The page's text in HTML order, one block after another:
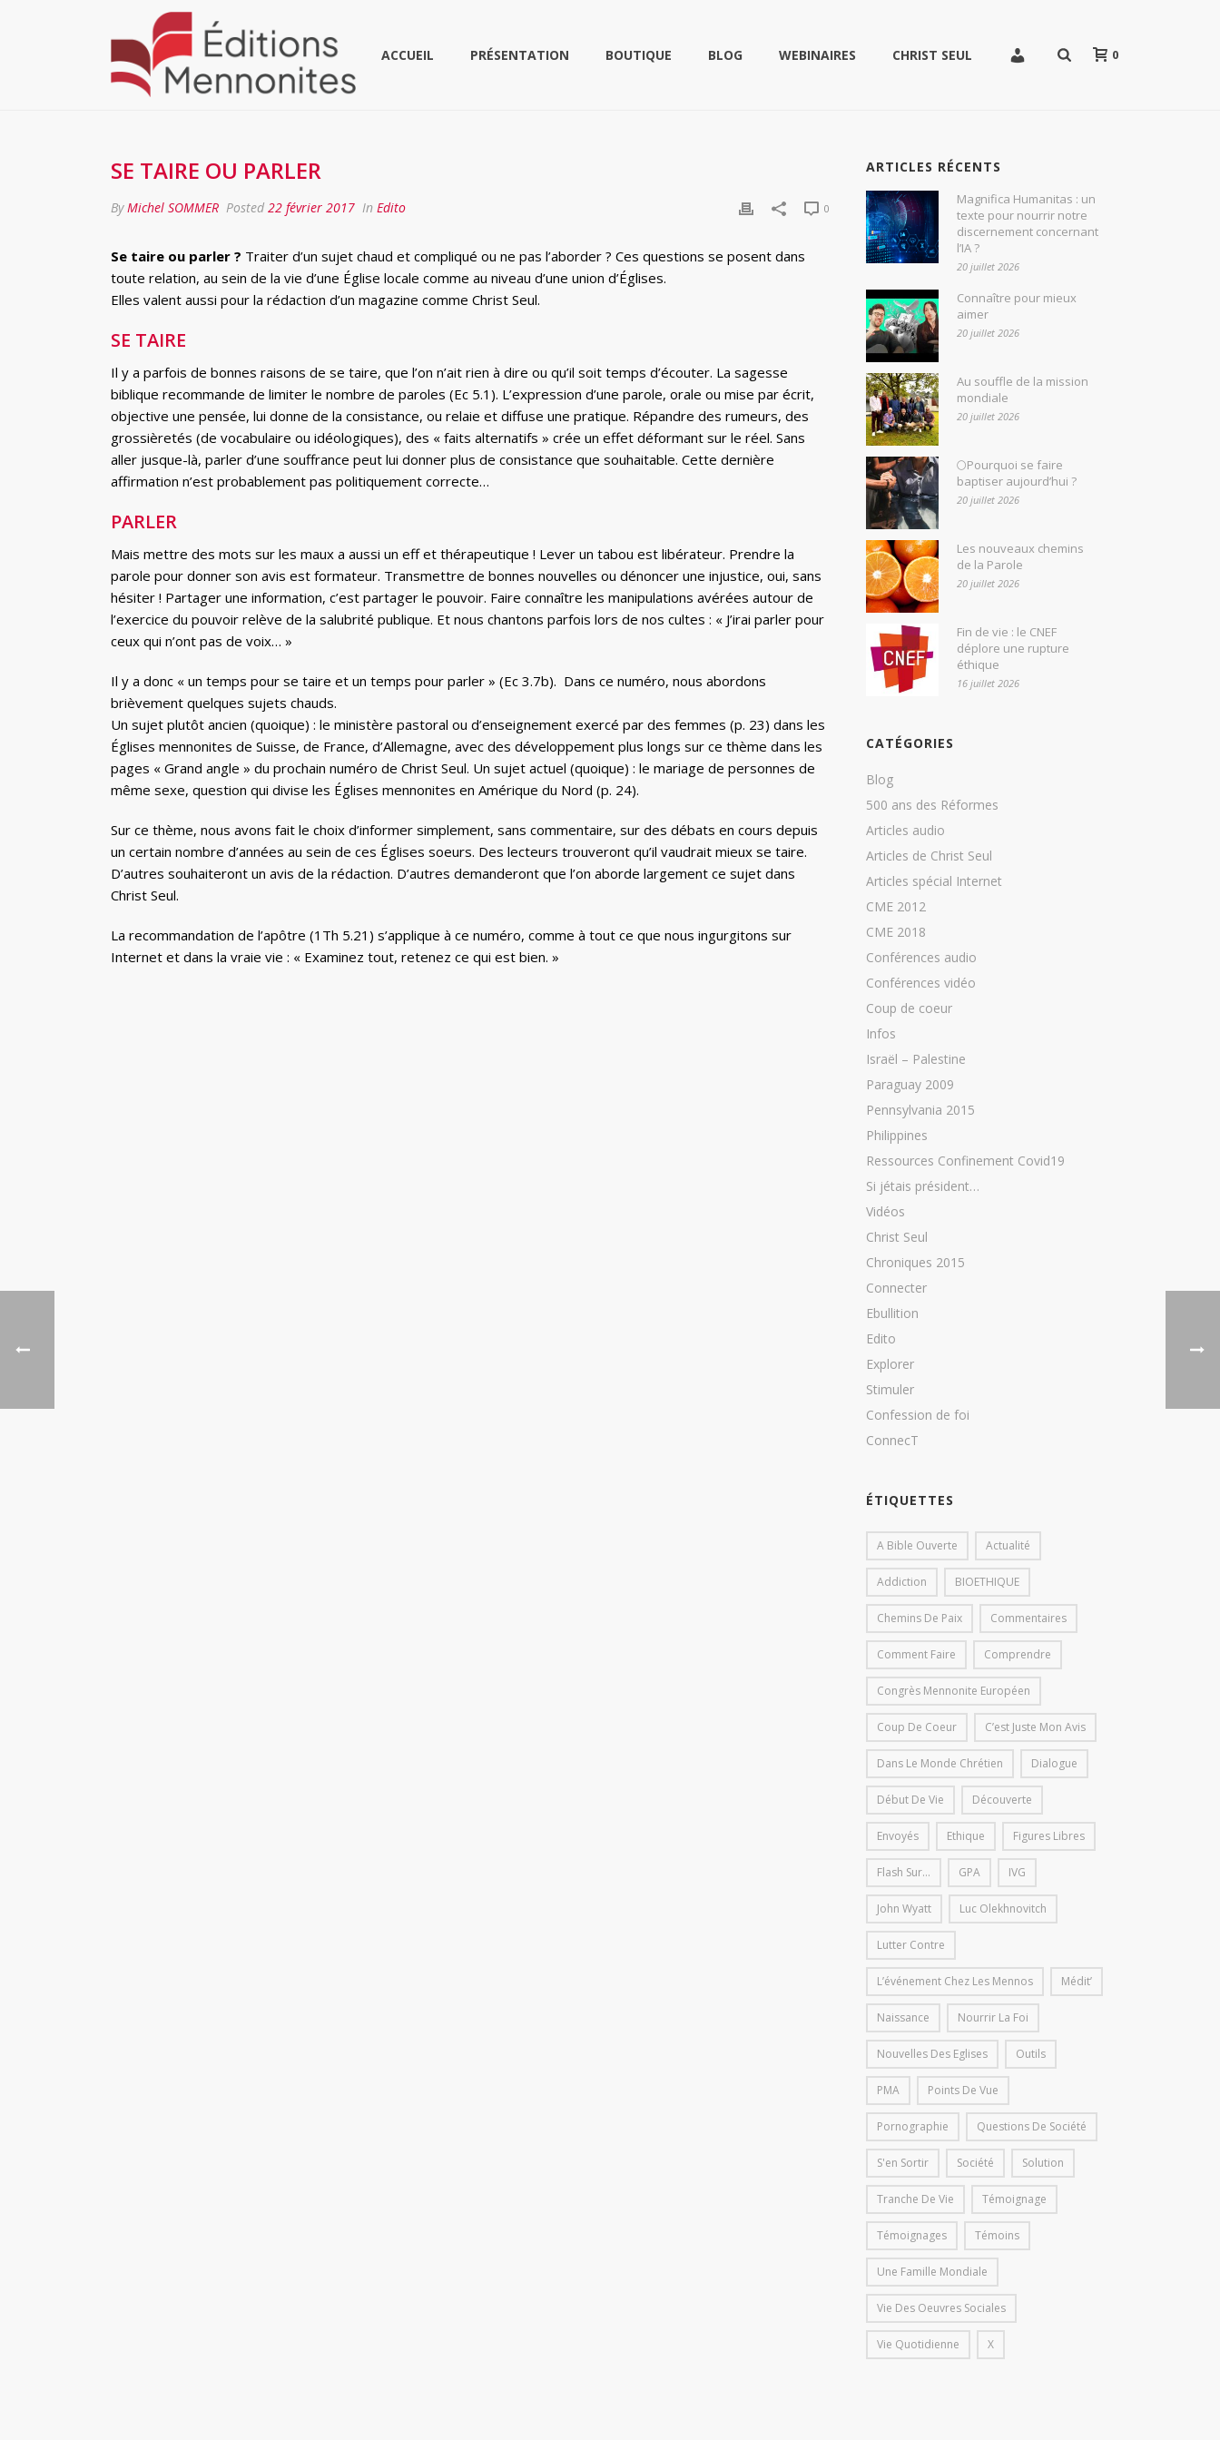
ACCUEIL PRÉSENTATION BOUTIQUE BLOG WEBINAIRES CHRIST SEUL 0
SE TAIRE OU PARLER
ByMichel SOMMER Posted 22 février 2017 In Edito 0
Se taire ou parler ? Traiter d’un sujet chaud et compliqué ou ne pas l’aborder ? Ces questions se posent dans
toute relation, au sein de la vie d’une Église locale comme au niveau d’une union d’Églises.
Elles valent aussi pour la rédaction d’un magazine comme Christ Seul.
SE TAIRE
Il y a parfois de bonnes raisons de se taire, que l’on n’ait rien à dire ou qu’il soit temps d’écouter. La sagesse
biblique recommande de limiter le nombre de paroles (Ec 5.1). L’expression d’une parole, orale ou mise par écrit,
objective une pensée, lui donne de la consistance, ou relaie et diffuse une pratique. Répandre des rumeurs, des
grossièretés (de vocabulaire ou idéologiques), des « faits alternatifs » crée un effet déformant sur le réel. Sans
aller jusque-là, parler d’une souffrance peut lui donner plus de consistance que souhaitable. Cette dernière
affirmation n’est probablement pas politiquement correcte…
PARLER
Mais mettre des mots sur les maux a aussi un eff et thérapeutique ! Lever un tabou est libérateur. Prendre la
parole pour donner son avis est formateur. Transmettre de bonnes nouvelles ou dénoncer une injustice, oui, sans
hésiter ! Partager une information, c’est partager le pouvoir. Faire connaître les manipulations avérées autour de
l’exercice du pouvoir relève de la salubrité publique. Et nous chantons parfois lors de nos cultes : « J’irai parler pour
ceux qui n’ont pas de voix… »
Il y a donc « un temps pour se taire et un temps pour parler » (Ec 3.7b). Dans ce numéro, nous abordons
brièvement quelques sujets chauds.
Un sujet plutôt ancien (quoique) : le ministère pastoral ou d’enseignement exercé par des femmes (p. 23) dans les
Églises mennonites de Suisse, de France, d’Allemagne, avec des développement plus longs sur ce thème dans les
pages « Grand angle » du prochain numéro de Christ Seul. Un sujet actuel (quoique) : le mariage de personnes de
même sexe, question qui divise les Églises mennonites en Amérique du Nord (p. 24).
Sur ce thème, nous avons fait le choix d’informer simplement, sans commentaire, sur des débats en cours depuis
un certain nombre d’années au sein de ces Églises soeurs. Des lecteurs trouveront qu’il vaudrait mieux se taire.
D’autres souhaiteront un avis de la rédaction. D’autres demanderont que l’on aborde largement ce sujet dans
Christ Seul.
La recommandation de l’apôtre (1Th 5.21) s’applique à ce numéro, comme à tout ce que nous ingurgitons sur
Internet et dans la vraie vie : « Examinez tout, retenez ce qui est bien. »
ARTICLES RÉCENTS
Magnifica Humanitas : un
texte pour nourrir notre
discernement concernant
l’IA ?
20 juillet 2026
Connaître pour mieux
aimer
20 juillet 2026
Au souffle de la mission
mondiale
20 juillet 2026
🌕Pourquoi se faire
baptiser aujourd’hui ?
20 juillet 2026
Les nouveaux chemins
de la Parole
20 juillet 2026
Fin de vie : le CNEF
déplore une rupture
éthique
16 juillet 2026
CATÉGORIES
Blog
500 ans des Réformes
Articles audio
Articles de Christ Seul
Articles spécial Internet
CME 2012
CME 2018
Conférences audio
Conférences vidéo
Coup de coeur
Infos
Israël – Palestine
Paraguay 2009
Pennsylvania 2015
Philippines
Ressources Confinement Covid19
Si jétais président…
Vidéos
Christ Seul
Chroniques 2015
Connecter
Ebullition
Edito
Explorer
Stimuler
Confession de foi
ConnecT
ÉTIQUETTES
A Bible Ouverte Actualité
Addiction BIOETHIQUE
Chemins De Paix Commentaires
Comment Faire Comprendre
Congrès Mennonite Européen
Coup De Coeur C’est Juste Mon Avis
Dans Le Monde Chrétien Dialogue
Début De Vie Découverte
Envoyés Ethique Figures Libres
Flash Sur... GPA IVG
John Wyatt Luc Olekhnovitch
Lutter Contre
L’événement Chez Les Mennos Médit’
Naissance Nourrir La Foi
Nouvelles Des Eglises Outils
PMA Points De Vue
Pornographie Questions De Société
S'en Sortir Société Solution
Tranche De Vie Témoignage
Témoignages Témoins
Une Famille Mondiale
Vie Des Oeuvres Sociales
Vie Quotidienne X